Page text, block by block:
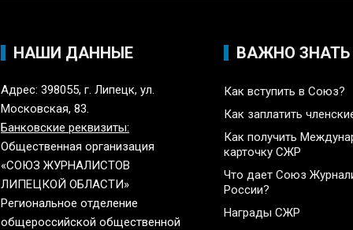
НАШИ ДАННЫЕ
Адрес: 398055, г. Липецк, ул.
Московская, 83.
Банковские реквизиты:
Общественная организация
«СОЮЗ ЖУРНАЛИСТОВ
ЛИПЕЦКОЙ ОБЛАСТИ»
Региональное отделение
общероссийской общественной
ВАЖНО ЗНАТЬ
Как вступить в Союз?
Как заплатить
Как получить
карточку СЖР
Что дает Союз
России?
Награды СЖР